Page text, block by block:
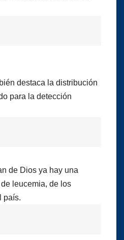
destaca la distribución
para la detección
de Dios ya hay una
leucemia, de los
país.